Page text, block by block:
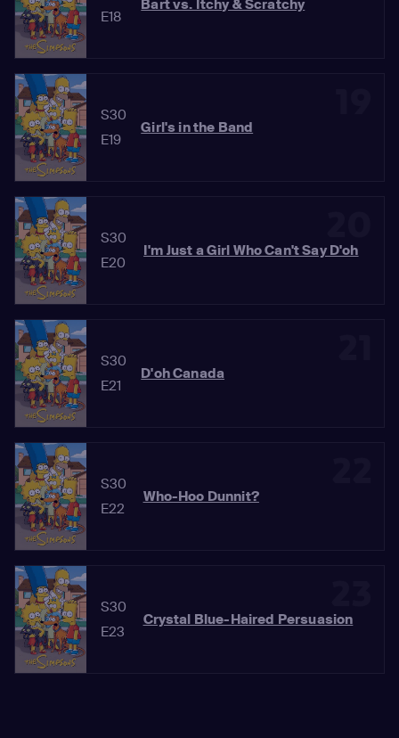
E18
Bart vs. Itchy & Scratchy
S30
E19
Girl's in the Band
S30
E20
I'm Just a Girl Who Can't Say D'oh
S30
E21
D'oh Canada
S30
E22
Who-Hoo Dunnit?
S30
E23
Crystal Blue-Haired Persuasion